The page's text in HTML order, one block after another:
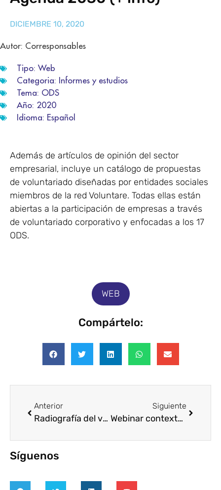
DICIEMBRE 10, 2020
Autor: Corresponsables
Tipo: Web
Categoria: Informes y estudios
Tema: ODS
Año: 2020
Idioma: Español
Además de artículos de opinión del sector
empresarial, incluye un catálogo de propuestas
de voluntariado diseñadas por entidades sociales
miembros de la red Voluntare. Todas ellas están
abiertas a la participación de empresas a través
de voluntariado corporativo y enfocadas a los 17
ODS.
WEB
Compártelo:
Anterior
Radiografía del voluntariado corporativo en España
Siguiente
Webinar contexto COVID: ‘Voluntariado virtual y en remoto’
Síguenos